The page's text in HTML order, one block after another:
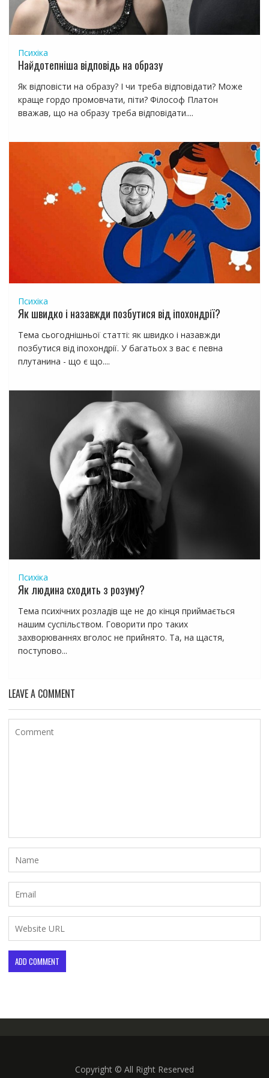
Психіка
Найдотепніша відповідь на образу
Як відповісти на образу? І чи треба відповідати? Може
краще гордо промовчати, піти? Філософ Платон
вважав, що на образу треба відповідати....
Психіка
Як швидко і назавжди позбутися від іпохондрії?
Тема сьогоднішньої статті: як швидко і назавжди
позбутися від іпохондрії. У багатьох з вас є певна
плутанина - що є що....
Психіка
Як людина сходить з розуму?
Тема психічних розладів ще не до кінця приймається
нашим суспільством. Говорити про таких
захворюваннях вголос не прийнято. Та, на щастя,
поступово...
LEAVE A COMMENT
Copyright © All Right Reserved